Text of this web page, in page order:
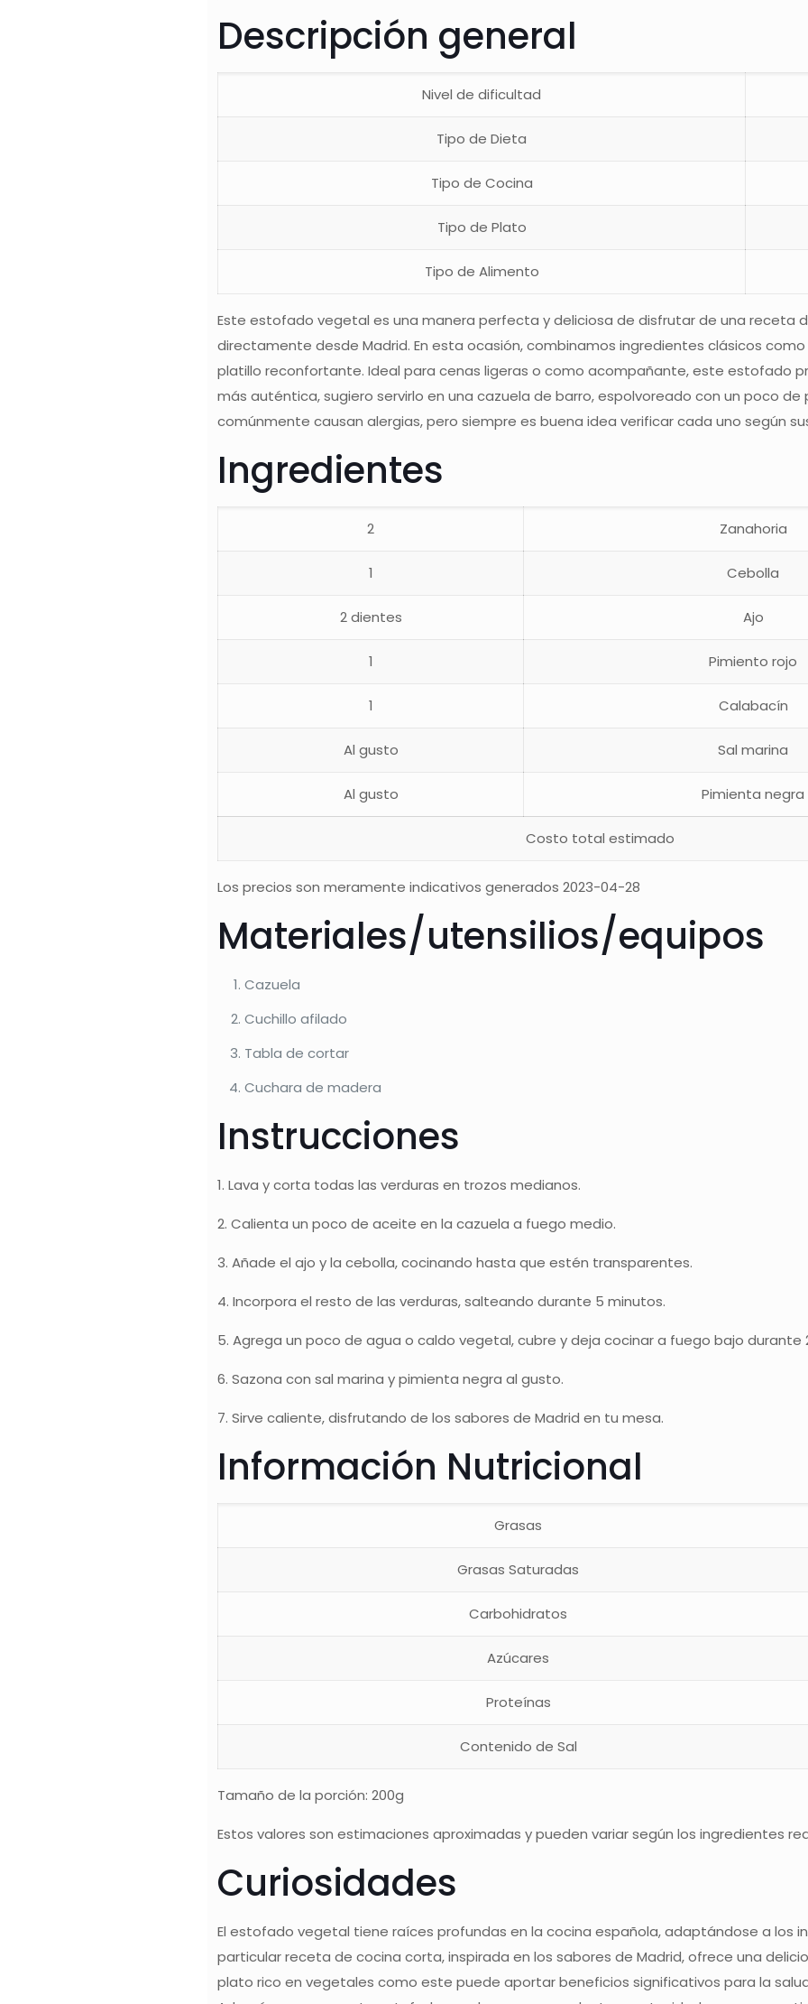
Descripción general
Nivel de dificultad
Tipo de Dieta
Tipo de Cocina
Tipo de Plato
Tipo de Alimento
Este estofado vegetal es una manera perfecta y deliciosa de disfrutar de una receta
directamente desde Madrid. En esta ocasión, combinamos ingredientes clásicos
platillo reconfortante. Ideal para cenas ligeras o como acompañante, este estofado
más auténtica, sugiero servirlo en una cazuela de barro, espolvoreado con un poco
comúnmente causan alergias, pero siempre es buena idea verificar cada uno según
Ingredientes
2 Zanahoria
1 Cebolla
2 dientes Ajo
1 Pimiento rojo
1 Calabacín
Al gusto Sal marina
Al gusto Pimienta negra
Costo total estimado
Los precios son meramente indicativos generados 2023-04-28
Materiales/utensilios/equipos
Cazuela
Cuchillo afilado
Tabla de cortar
Cuchara de madera
Instrucciones
1. Lava y corta todas las verduras en trozos medianos.
2. Calienta un poco de aceite en la cazuela a fuego medio.
3. Añade el ajo y la cebolla, cocinando hasta que estén transparentes.
4. Incorpora el resto de las verduras, salteando durante 5 minutos.
5. Agrega un poco de agua o caldo vegetal, cubre y deja cocinar a fuego bajo durante
6. Sazona con sal marina y pimienta negra al gusto.
7. Sirve caliente, disfrutando de los sabores de Madrid en tu mesa.
Información Nutricional
Grasas
Grasas Saturadas
Carbohidratos
Azúcares
Proteínas
Contenido de Sal
Tamaño de la porción: 200g
Estos valores son estimaciones aproximadas y pueden variar según los ingredientes
Curiosidades
El estofado vegetal tiene raíces profundas en la cocina española, adaptándose a los
particular receta de cocina corta, inspirada en los sabores de Madrid, ofrece una
plato rico en vegetales como este puede aportar beneficios significativos para la